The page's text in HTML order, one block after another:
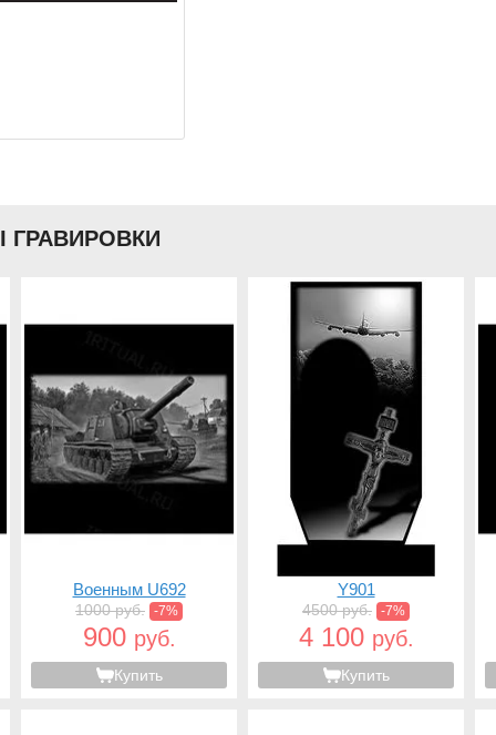
ГРАВИРОВКИ
Военным U692
1000 руб. -7%
900 руб.
Купить
Y901
4500 руб. -7%
4 100 руб.
Купить